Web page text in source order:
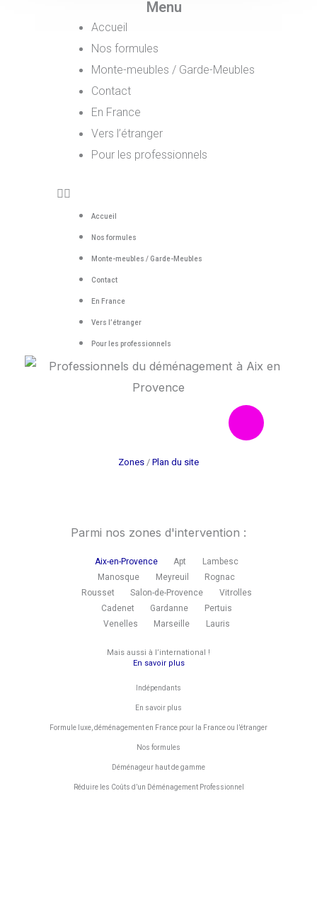
Menu
Accueil
Nos formules
Monte-meubles / Garde-Meubles
Contact
En France
Vers l’étranger
Pour les professionnels
Accueil
Nos formules
Monte-meubles / Garde-Meubles
Contact
En France
Vers l’étranger
Pour les professionnels
e
b
o
o
I
g
Zones / Plan du site
Parmi nos zones d'intervention :
Aix-en-Provence Apt
Lambesc
Manosque
Meyreuil
Rognac
Rousset
Salon-de-Provence
Vitrolles
Cadenet
Gardanne
Pertuis
Venelles
Marseille Lauris
Mais aussi à l’international !
En savoir plus
Indépendants
En savoir plus
Formule luxe, déménagement en France pour la France ou l’étranger
Nos formules
Déménageur haut de gamme
Réduire les Coûts d’un Déménagement Professionnel